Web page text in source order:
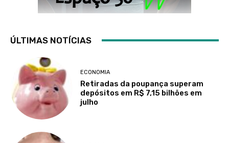
ÚLTIMAS NOTÍCIAS
ECONOMIA
Retiradas da poupança superam
depósitos em R$ 7,15 bilhões em
julho